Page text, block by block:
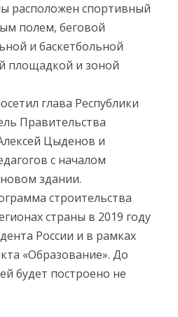
расположен спортивный
полем, беговой
и баскетбольной
площадкой и зоной
глава Республики
Правительства
Цыденов и
с началом
здании.
строительства
страны в 2019 году
России и в рамках
«Образование». До
будет построено не